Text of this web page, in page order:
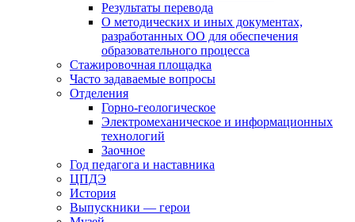
Результаты перевода
О методических и иных документах,
разработанных ОО для обеспечения
образовательного процесса
Стажировочная площадка
Часто задаваемые вопросы
Отделения
Горно-геологическое
Электромеханическое и информационных
технологий
Заочное
Год педагога и наставника
ЦПДЭ
История
Выпускники — герои